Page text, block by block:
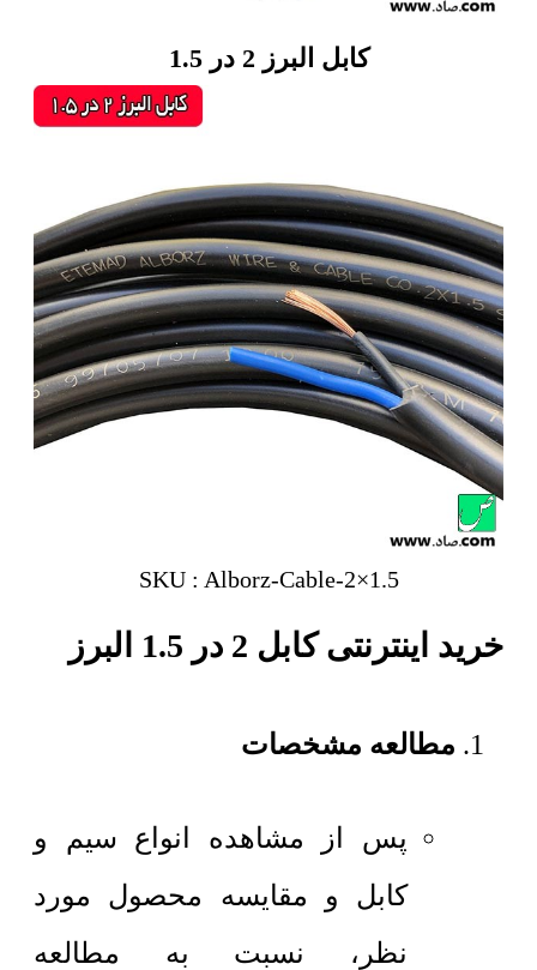
کابل البرز 2 در 1.5
SKU : Alborz-Cable-2×1.5
خرید اینترنتی کابل 2 در 1.5 البرز
مطالعه مشخصات
پس از مشاهده انواع سیم و
کابل و مقایسه محصول مورد
نظر، نسبت به مطالعه